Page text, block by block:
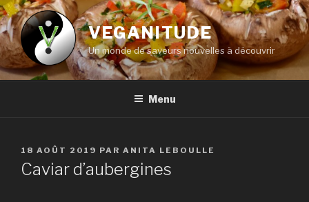
Aller
au
contenu
principal
VEGANITUDE
Un monde de saveurs nouvelles à découvrir
Menu
PUBLIÉ
LE
18 AOÛT 2019 PAR ANITA LEBOULLE
Caviar d’aubergines